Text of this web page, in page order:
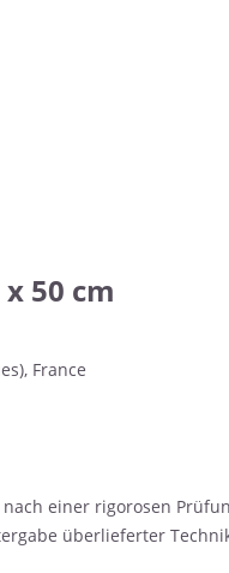
50 cm
France
einer rigorosen
überlieferter